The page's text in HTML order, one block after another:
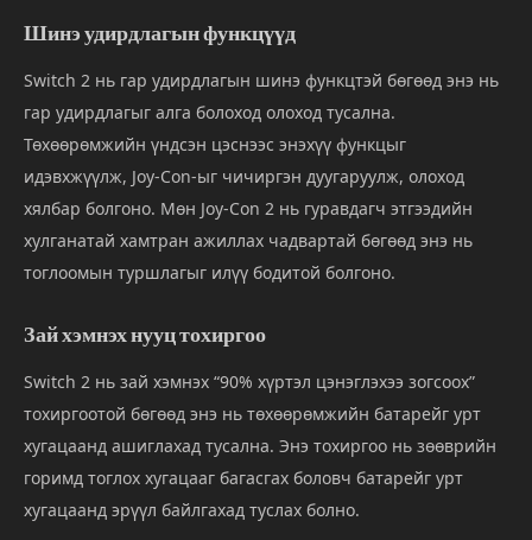
Шинэ удирдлагын функцүүд
Switch 2 нь гар удирдлагын шинэ функцтэй бөгөөд энэ нь
гар удирдлагыг алга болоход олоход тусална.
Төхөөрөмжийн үндсэн цэснээс энэхүү функцыг
идэвхжүүлж, Joy-Con-ыг чичиргэн дуугаруулж, олоход
хялбар болгоно. Мөн Joy-Con 2 нь гуравдагч этгээдийн
хулганатай хамтран ажиллах чадвартай бөгөөд энэ нь
тоглоомын туршлагыг илүү бодитой болгоно.
Зай хэмнэх нууц тохиргоо
Switch 2 нь зай хэмнэх “90% хүртэл цэнэглэхээ зогсоох”
тохиргоотой бөгөөд энэ нь төхөөрөмжийн батарейг урт
хугацаанд ашиглахад тусална. Энэ тохиргоо нь зөөврийн
горимд тоглох хугацааг багасгах боловч батарейг урт
хугацаанд эрүүл байлгахад туслах болно.